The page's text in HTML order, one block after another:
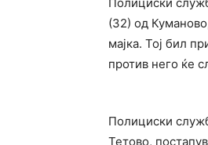
(32) од
мајка. Тој бил
против него ќе
Полициски
Тетово,